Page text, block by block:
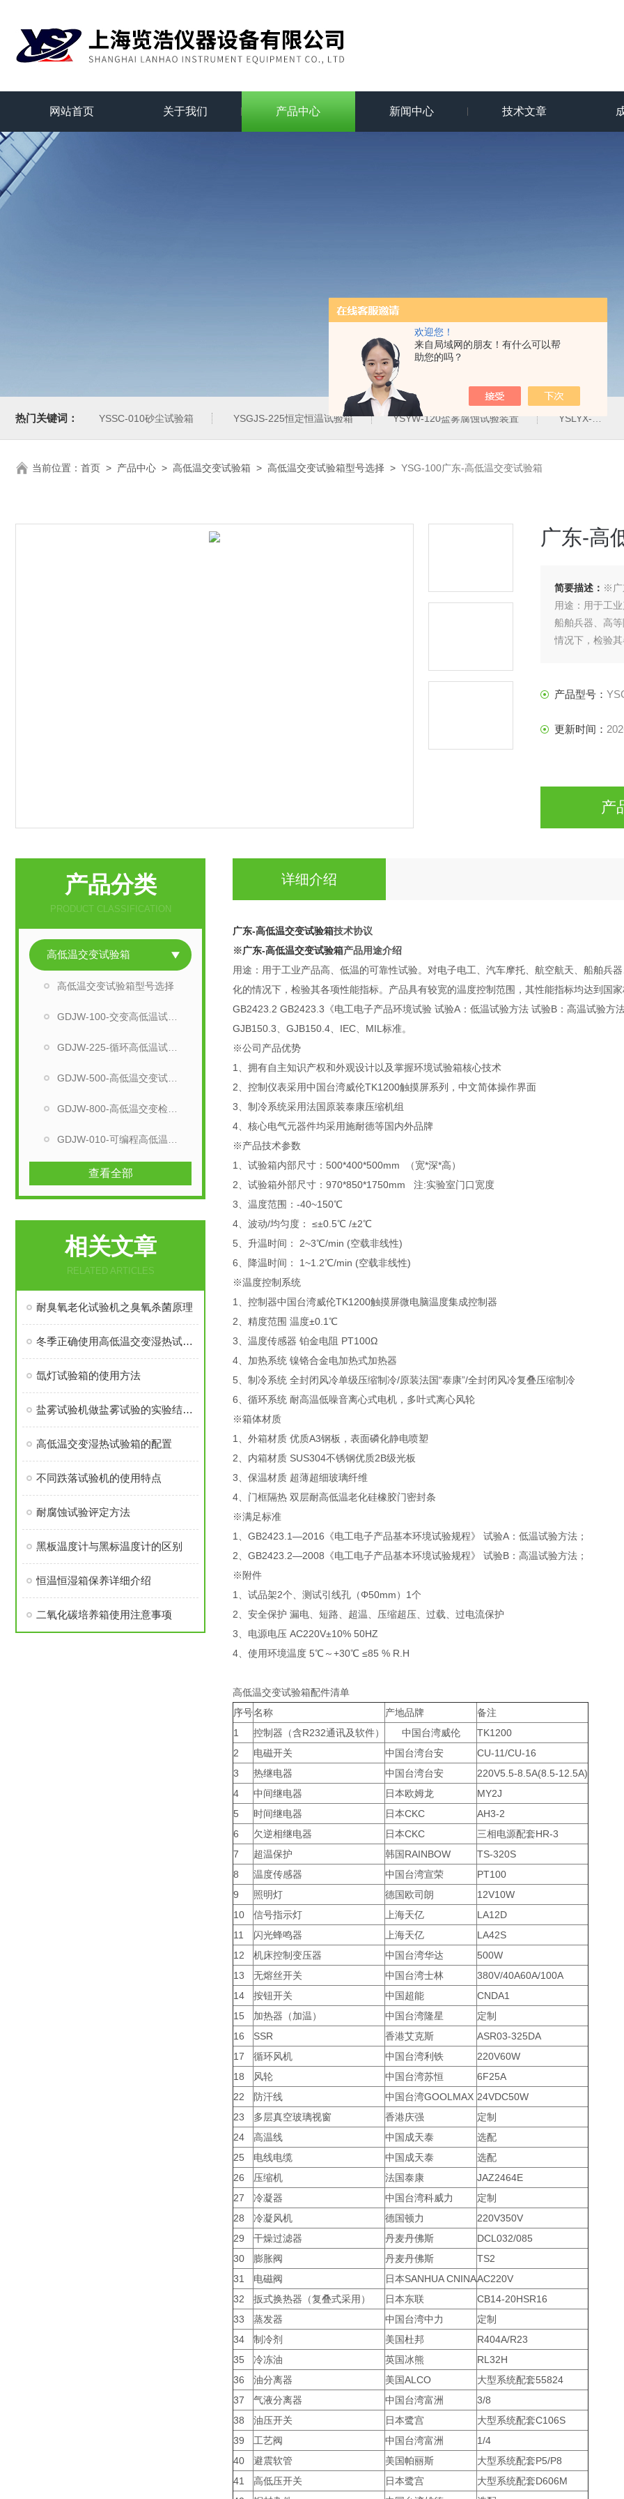
欢迎您！
来自局域网的朋友！有什么可以帮
助您的吗？
网站首页 关于我们 产品中心 新闻中心 技术文章
热门关键词： YSSC-010砂尘试验箱 YSGJS-225恒定恒温试验箱 YSYW-120盐雾腐蚀试验装置 YSLYX-010防水试验设备
当前位置： 首页 > 产品中心 > 高低温交变试验箱 > 高低温交变试验箱型号选择 > YSG-100广东-高低温交变试验箱
广东-高
简要描述： ※广
用途：用于工
船舶兵器、高
情况下，检验
产品型号：
更新时间：
产
产品分类
PRODUCT CLASSIFICATION
高低温交变试验箱
高低温交变试验箱型号选择
查看全部
相关文章
RELATED ARTICLES
耐臭氧老化试验机之臭氧杀菌原理
冬季正确使用高低温交变湿热试验箱方法
氙灯试验箱的使用方法
盐雾试验机做盐雾试验的实验结果阐述
高低温交变湿热试验箱的配置
不同跌落试验机的使用特点
耐腐蚀试验评定方法
黑板温度计与黑标温度计的区别
恒温恒湿箱保养详细介绍
二氧化碳培养箱使用注意事项
详细介绍
广东-高低温交变试验箱技术协议
※广东-高低温交变试验箱产品用途介绍
用途：用于工业产品高、低温的可靠性试验。对电子电工、汽车摩托、航空航天、船舶兵
化的情况下，检验其各项性能指标。产品具有较宽的温度控制范围，其性能指标均达到国
GB2423.2 GB2423.3《电工电子产品环境试验 试验A：低温试验方法 试验B：高温试验
GJB150.3、GJB150.4、IEC、MIL标准。
※公司产品优势
1、拥有自主知识产权和外观设计以及掌握环境试验箱核心技术
2、控制仪表采用中国台湾威伦TK1200触摸屏系列，中文简体操作界面
3、制冷系统采用法国原装泰康压缩机组
4、核心电气元器件均采用施耐德等国内外品牌
※产品技术参数
1、试验箱内部尺寸：500*400*500mm （宽*深*高）
2、试验箱外部尺寸：970*850*1750mm 注:实验室门口宽度
3、温度范围：-40~150℃
4、波动/均匀度： ≤±0.5℃ /±2℃
5、升温时间： 2~3℃/min (空载非线性)
6、降温时间： 1~1.2℃/min (空载非线性)
※温度控制系统
1、控制器中国台湾威伦TK1200触摸屏微电脑温度集成控制器
2、精度范围 温度±0.1℃
3、温度传感器 铂金电阻 PT100Ω
4、加热系统 镍铬合金电加热式加热器
5、制冷系统 全封闭风冷单级压缩制冷/原装法国“泰康”/全封闭风冷复叠压缩制冷
6、循环系统 耐高温低噪音离心式电机，多叶式离心风轮
※箱体材质
1、外箱材质 优质A3钢板，表面磷化静电喷塑
2、内箱材质 SUS304不锈钢优质2B级光板
3、保温材质 超薄超细玻璃纤维
4、门框隔热 双层耐高低温老化硅橡胶门密封条
※满足标准
1、GB2423.1—2016《电工电子产品基本环境试验规程》 试验A：低温试验方法；
2、GB2423.2—2008《电工电子产品基本环境试验规程》 试验B：高温试验方法；
※附件
1、试品架2个、测试引线孔（Φ50mm）1个
2、安全保护 漏电、短路、超温、压缩超压、过载、过电流保护
3、电源电压 AC220V±10% 50HZ
4、使用环境温度 5℃～+30℃ ≤85 % R.H
高低温交变试验箱配件清单
序号名称 产地品牌
备注
1
控制器（含R232通讯及软件） 中国台湾威伦
TK1200
2
电磁开关 中国台湾台安
CU-11/CU-16
3
热继电器 中国台湾台安
220V5.5-8.5A(8.5-12.5A)
4
中间继电器 日本欧姆龙
MY2J
5
时间继电器 日本CKC
AH3-2
6
欠逆相继电器 日本CKC
三相电源配套HR-3
7
超温保护 韩国RAINBOW
TS-320S
8
温度传感器 中国台湾宣荣
PT100
9
照明灯 德国欧司朗
12V10W
10
信号指示灯 上海天亿
LA12D
11
闪光蜂鸣器 上海天亿
LA42S
12
机床控制变压器 中国台湾华达
500W
13
无熔丝开关 中国台湾士林
380V/40A60A/100A
14
按钮开关 中国超能
CNDA1
15
加热器（加温） 中国台湾隆星
定制
16
SSR 香港艾克斯
ASR03-325DA
17
循环风机 中国台湾利铁
220V60W
18
风轮 中国台湾苏恒
6F25A
22
防汗线 中国台湾GOOLMAX 24VDC50W
23
多层真空玻璃视窗 香港庆强
定制
24
高温线 中国成天泰
选配
25
电线电缆 中国成天泰
选配
26
压缩机 法国泰康
JAZ2464E
27
冷凝器 中国台湾科威力
定制
28
冷凝风机 德国顿力
220V350V
29
干燥过滤器 丹麦丹佛斯
DCL032/085
30
膨胀阀 丹麦丹佛斯
TS2
31
电磁阀 日本SANHUA CNINAAC220V
32
扳式换热器（复叠式采用） 日本东联
CB14-20HSR16
33
蒸发器 中国台湾中力
定制
34
制冷剂 美国杜邦
R404A/R23
35
冷冻油 英国冰熊
RL32H
36
油分离器 美国ALCO
大型系统配套55824
37
气液分离器 中国台湾富洲
3/8
38
油压开关 日本鹭宫
大型系统配套C106S
39
工艺阀 中国台湾富洲
1/4
40
避震软管 美国帕丽斯
大型系统配套P5/P8
41
高低压开关 日本鹭宫
大型系统配套D606M